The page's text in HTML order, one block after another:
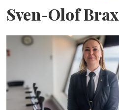
Sven-Olof Brax